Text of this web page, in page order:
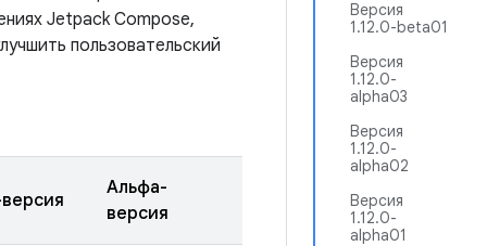
Версия
1.12.0-beta01
Версия
1.12.0-
alpha03
Версия
1.12.0-
alpha02
Версия
1.12.0-
alpha01
Jetpack Compose,
пользовательский
Альфа-
версия